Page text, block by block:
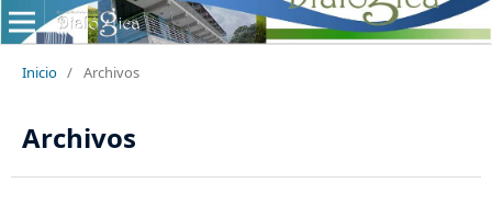
Inicio / Archivos
Archivos